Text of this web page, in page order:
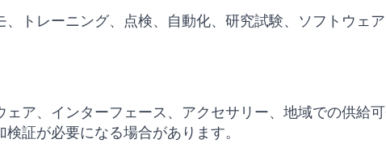
トレーニング、点検、自動化、研究試験、ソフトウェ
ア、インターフェース、アクセサリー、地域での供給
証が必要になる場合があります。